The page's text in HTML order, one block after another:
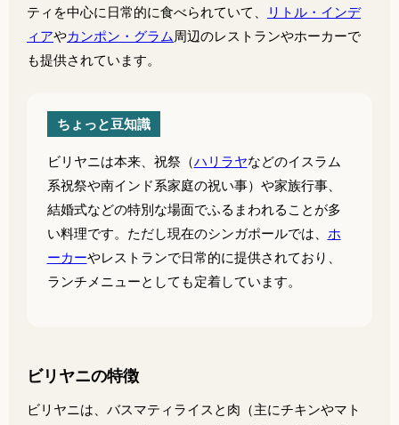
ティを中心に日常的に食べられていて、
リトル・インデ
ィアやカンポン・グラム 周辺のレストランやホーカーで
も提供されています。
ちょっと豆知識
ビリヤニは本来、祝祭（ハリラヤなどのイスラム
系祝祭や南インド系家庭の祝い事）や家族行事、
結婚式などの特別な場面でふるまわれることが多
い料理です。ただし現在のシンガポールでは、 ホ
ーカーやレストランで日常的に提供されており、
ランチメニューとしても定着しています。
ビリヤニの特徴
ビリヤニは、バスマティライスと肉（主にチキンやマト